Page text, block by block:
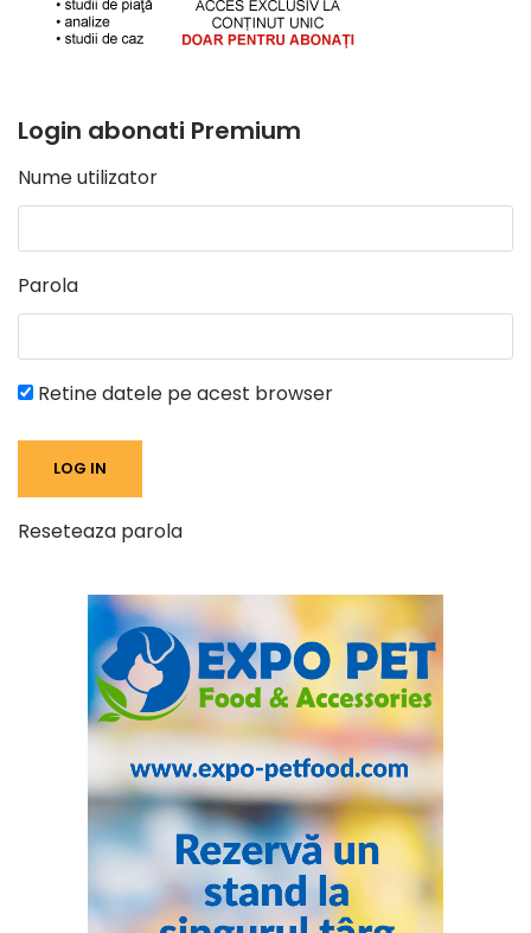
Login abonati Premium
Nume utilizator
Parola
Retine datele pe acest browser
Reseteaza parola